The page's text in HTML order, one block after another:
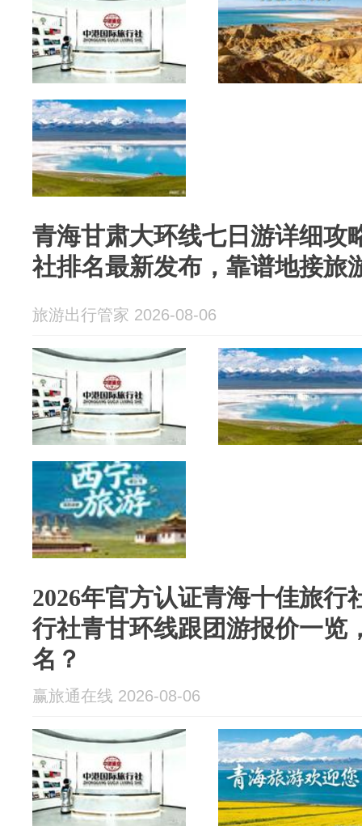
青海甘肃大环线七日游详细攻
社排名最新发布，靠谱地接旅
旅游出行管家 2026-08-06
2026年官方认证青海十佳旅行
行社青甘环线跟团游报价一览
名？
赢旅通在线 2026-08-06